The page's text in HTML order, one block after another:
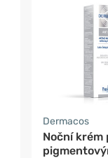
Dermacos
Noční krém